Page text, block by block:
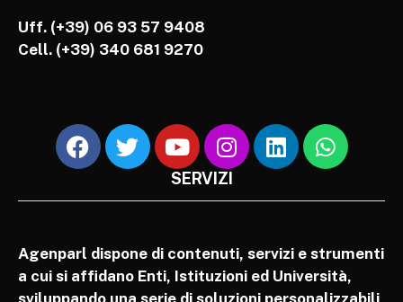
Uff. (+39) 06 93 57 9408
Cell. (+39) 340 681 9270
SERVIZI
Agenparl dispone di contenuti, servizi e strumenti
a cui si affidano Enti, Istituzioni ed Università,